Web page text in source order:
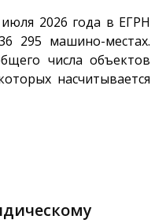
2026 года в ЕГРН
295 машино-местах.
числа объектов
насчитывается